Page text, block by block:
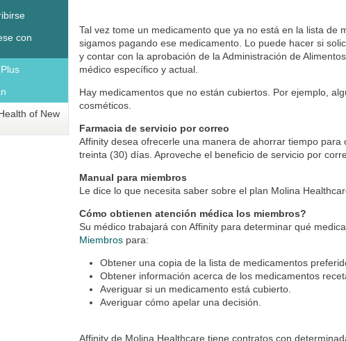
con
of New
Tal vez tome un medicamento que ya no está en la lista
sigamos pagando ese medicamento. Lo puede hacer si
y contar con la aprobación de la Administración de
médico específico y actual.
Hay medicamentos que no están cubiertos. Por ejemplo,
cosméticos.
Farmacia de servicio por correo
Affinity desea ofrecerle una manera de ahorrar tiempo
treinta (30) días. Aproveche el beneficio de servicio por
Manual para miembros
Le dice lo que necesita saber sobre el plan Molina
Cómo obtienen atención médica los miembros?
Su médico trabajará con Affinity para determinar qué
Miembros para:
Obtener una copia de la lista de medicamentos
Obtener información acerca de los medicamentos
Averiguar si un medicamento está cubierto.
Averiguar cómo apelar una decisión.
Affinity de Molina Healthcare tiene contratos con